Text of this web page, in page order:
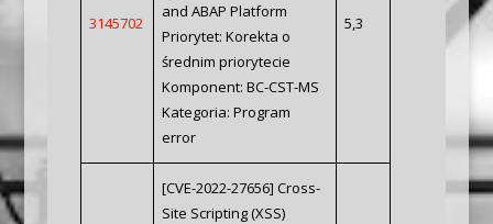
3145702
and ABAP Platform
Priorytet: Korekta o
średnim priorytecie
Komponent: BC-CST-MS
Kategoria: Program
error
5,3
[CVE-2022-27656] Cross-
Site Scripting (XSS)